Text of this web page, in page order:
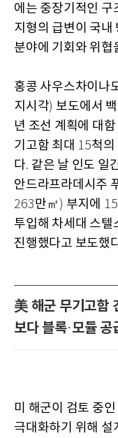
에는 중장기적인 구
지형의 급변이 국내
분야에 기회와 위협
홍콩 사우스차이나
지시각) 보도에서
년 조선 계획에 대
기고함 최대 15척의
다. 같은 날 인도 일
안드라프라데시주
263만㎡ ) 부지에
투입해 차세대 스텔
진행했다고 보도했
美 해군 무기고함
보다 블록·모듈 공
미 해군이 검토 중
극대화하기 위해 설